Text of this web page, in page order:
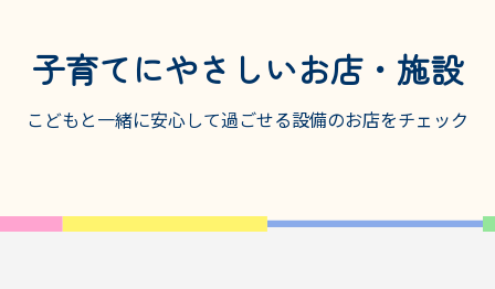
子育てにやさしいお店・施設
こどもと一緒に安心して過ごせる設備のお店をチェック